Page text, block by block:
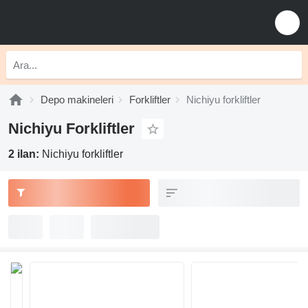
Depo makineleri Forkliftler Nichiyu forkliftler
Nichiyu Forkliftler
2 ilan: Nichiyu forkliftler